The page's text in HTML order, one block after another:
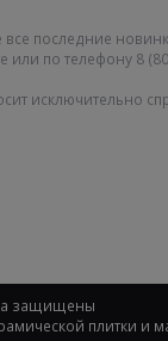
последние
или по телефону 8
исключительно
защищены
плитки и